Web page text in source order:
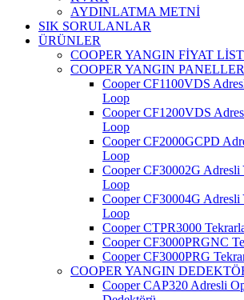
AYDINLATMA METNİ
SIK SORULANLAR
ÜRÜNLER
COOPER YANGIN FİYAT
COOPER YANGIN
Cooper CF1100VDS
Loop
Cooper CF1200VDS
Loop
Cooper CF2000GCPD
Loop
Cooper CF30002G Adresli
Loop
Cooper CF30004G Adresli
Loop
Cooper CTPR3000
Cooper CF3000PRGNC
Cooper CF3000PRG
COOPER YANGIN
Cooper CAP320 Adresli